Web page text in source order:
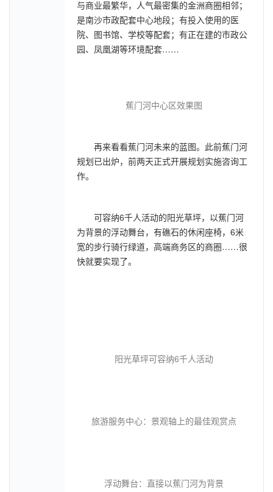
与商业最繁华，人气最密集的金洲商圈相邻；
是南沙市政配套中心地段；有投入使用的医
院、图书馆、学校等配套；有正在建的市政公
园、凤凰湖等环境配套……
蕉门河中心区效果图
再来看看蕉门河未来的蓝图。此前蕉门河
规划已出炉，前两天正式开展规划实施咨询工
作。
可容纳6千人活动的阳光草坪，以蕉门河
为背景的浮动舞台，有礁石的休闲座椅，6米
宽的步行骑行绿道，高端商务区的商圈……很
快就要实现了。
阳光草坪可容纳6千人活动
旅游服务中心：景观轴上的最佳观赏点
浮动舞台：直接以蕉门河为背景